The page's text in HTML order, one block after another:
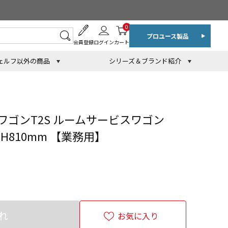
会員登録ログインカート
0
プロユース製品
ルフ以外の商品 シリーズ＆ブランド紹介
ゴンT2S ルームサービスワゴン
【業務用】
お気に入り